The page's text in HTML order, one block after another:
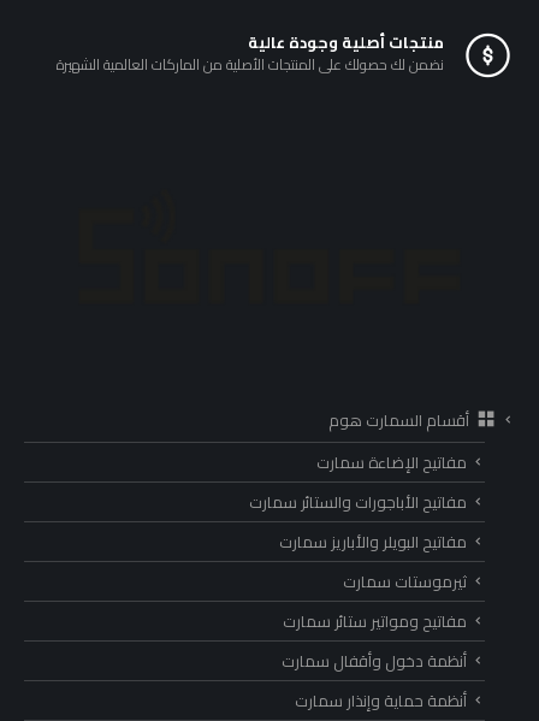
منتجات أصلية وجودة عالية
نضمن لك حصولك على المنتجات الأصلية من الماركات العالمية الشهيرة
أقسام السمارت هوم
مفاتيح الإضاءة سمارت
مفاتيح الأباجورات والستائر سمارت
مفاتيح البويلر والأباريز سمارت
ثيرموستات سمارت
مفاتيح ومواتير ستائر سمارت
أنظمة دخول وأقفال سمارت
أنظمة حماية وإنذار سمارت